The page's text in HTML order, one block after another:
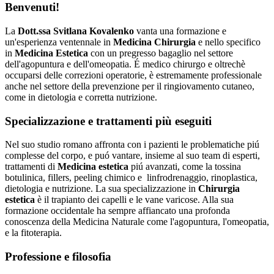
Benvenuti!
La Dott.ssa Svitlana Kovalenko vanta una formazione e
un'esperienza ventennale in Medicina Chirurgia e nello specifico
in Medicina Estetica con un pregresso bagaglio nel settore
dell'agopuntura e dell'omeopatia. É medico chirurgo e oltrechè
occuparsi delle correzioni operatorie, è estremamente professionale
anche nel settore della prevenzione per il ringiovamento cutaneo,
come in dietologia e corretta nutrizione.
Specializzazione e trattamenti più eseguiti
Nel suo studio romano affronta con i pazienti le problematiche piú
complesse del corpo, e puó vantare, insieme al suo team di esperti,
trattamenti di Medicina estetica piú avanzati, come la tossina
botulinica, fillers, peeling chimico e linfrodrenaggio, rinoplastica,
dietologia e nutrizione. La sua specializzazione in Chirurgia
estetica è il trapianto dei capelli e le vane varicose. Alla sua
formazione occidentale ha sempre affiancato una profonda
conoscenza della Medicina Naturale come l'agopuntura, l'omeopatia,
e la fitoterapia.
Professione e filosofia